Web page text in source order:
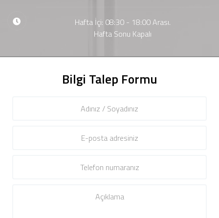
Bilgi Talep Formu
Hafta İçi: 08:30 - 18:00 Arası.
Hafta Sonu Kapalı